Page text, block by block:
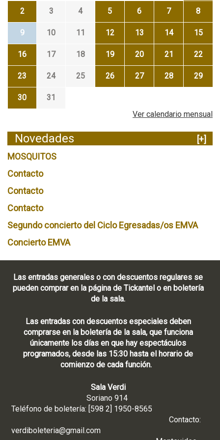
2 3 4 5 6 7 8
9 10 11 12 13 14 15
16 17 18 19 20 21 22
23 24 25 26 27 28 29
30
31
Ver calendario mensual
Novedades
[+]
MOSQUITOS
Contacto
Contacto
Contacto
Segundo concierto del Ciclo Egresadas/os EMVA
Concierto EMVA
Las entradas generales o con descuentos regulares se
pueden comprar en la página de Tickantel o en boletería
de la sala.
Las entradas con descuentos especiales deben
comprarse en la boletería de la sala, que funciona
únicamente los días en que hay espectáculos
programados, desde las 15:30 hasta el horario de
comienzo de cada función.
Sala Verdi
Soriano 914
Teléfono de boletería: [598 2] 1950-8565
Contacto:
verdiboleteria@gmail.com